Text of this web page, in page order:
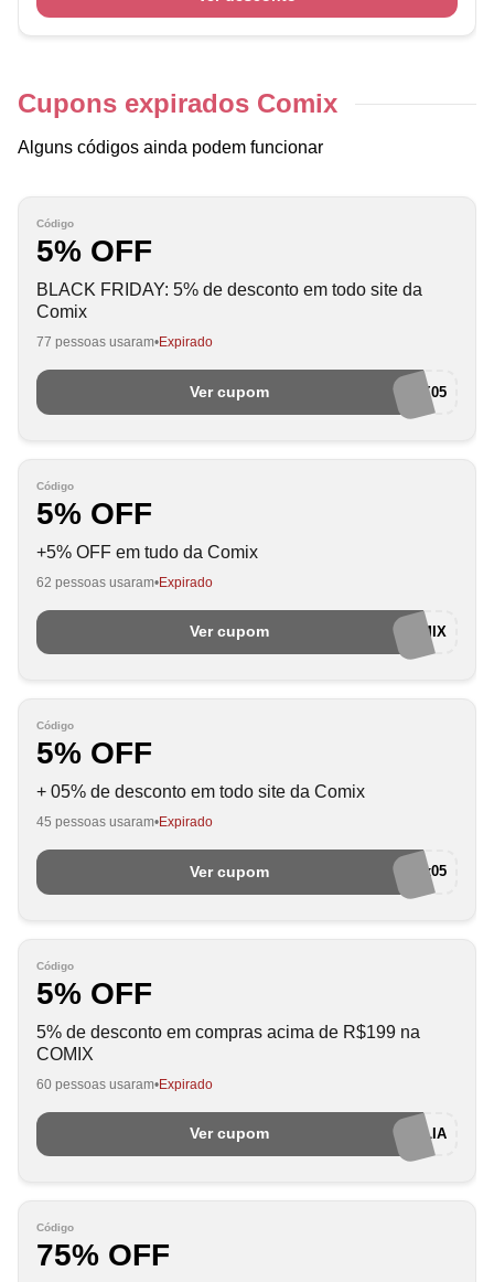
Cupons expirados Comix
Alguns códigos ainda podem funcionar
Código
5% OFF
BLACK FRIDAY: 5% de desconto em todo site da
Comix
77 pessoas usaram Expirado
Ver cupom COMIX05
Código
5% OFF
+5% OFF em tudo da Comix
62 pessoas usaram Expirado
Ver cupom FERIASCOMIX
Código
5% OFF
+ 05% de desconto em todo site da Comix
45 pessoas usaram Expirado
Ver cupom comix05
Código
5% OFF
5% de desconto em compras acima de R$199 na
COMIX
60 pessoas usaram Expirado
Ver cupom FOLIA
Código
75% OFF